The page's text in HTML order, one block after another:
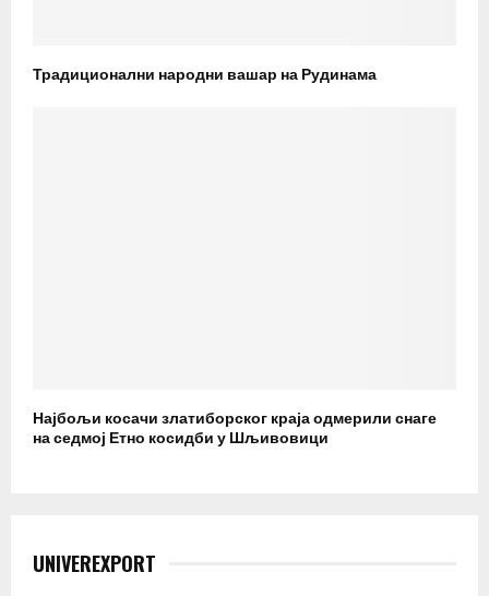
Традиционални народни вашар на Рудинама
Најбољи косачи златиборског краја одмерили снаге
на седмој Етно косидби у Шљивовици
UNIVEREXPORT